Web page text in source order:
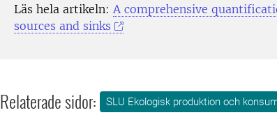
Läs hela artikeln: A comprehensive
sources and sinks
Relaterade sidor: SLU Ekologisk produktion och